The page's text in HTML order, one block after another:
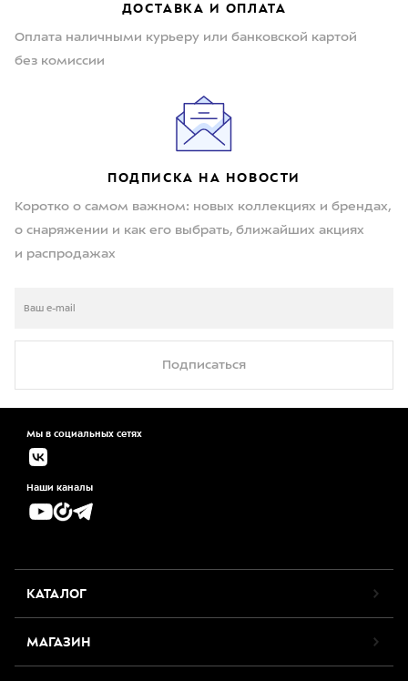
ДОСТАВКА И ОПЛАТА
Оплата наличными курьеру или банковской картой
без комиссии
ПОДПИСКА НА НОВОСТИ
Коротко о самом важном: новых коллекциях и брендах,
о снаряжении и как его выбрать, ближайших акциях
и распродажах
Подписаться
Мы в социальных сетях
Наши каналы
КАТАЛОГ
МАГАЗИН